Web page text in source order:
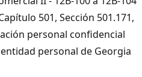
501, Sección 501.171,
personal confidencial
personal de Georgia